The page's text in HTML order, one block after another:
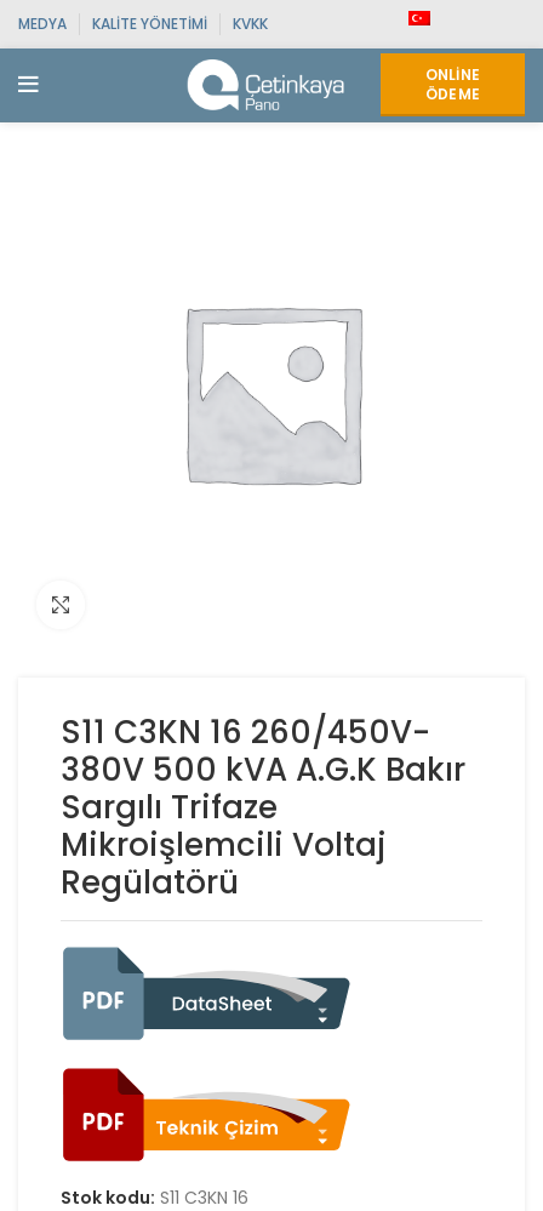
MEDYA KALITE YÖNETIMI KVKK
ONLINE
ÖDEME
S11 C3KN 16 260/450V-
380V 500 kVA A.G.K Bakır
Sargılı Trifaze
Mikroişlemcili Voltaj
Regülatörü
Stok kodu: S11 C3KN 16